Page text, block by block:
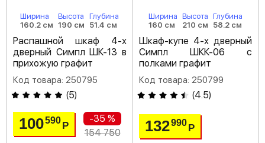
Ширина
160.2 см
Высота
190 см
Глубина
51.4 см
Распашной шкаф 4-х
дверный Симпл ШК-13 в
прихожую графит
Код товара: 250795
(5)
100590Р
-35 %
154 750
Ширина
160 см
Высота
210 см
Глубина
58.2 см
Шкаф-купе 4-х дверный
Симпл ШКК-06 с
полками графит
Код товара: 250799
(4.5)
132990 Р